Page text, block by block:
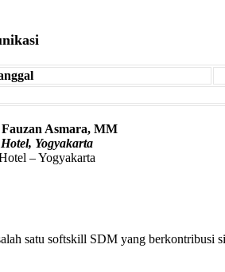
Asmara, MM
Yogyakarta
– Yogyakarta
satu softskill SDM yang berkontribusi